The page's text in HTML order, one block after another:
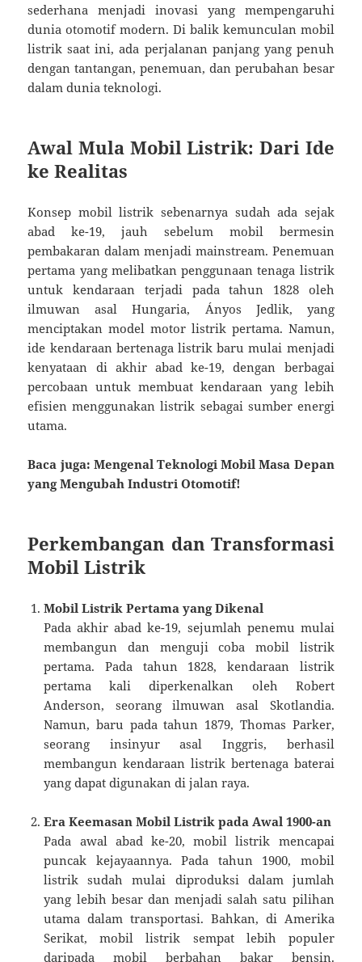
sederhana menjadi inovasi yang mempengaruhi
dunia otomotif modern. Di balik kemunculan mobil
listrik saat ini, ada perjalanan panjang yang penuh
dengan tantangan, penemuan, dan perubahan besar
dalam dunia teknologi.
Awal Mula Mobil Listrik: Dari Ide
ke Realitas
Konsep mobil listrik sebenarnya sudah ada sejak
abad ke-19, jauh sebelum mobil bermesin
pembakaran dalam menjadi mainstream. Penemuan
pertama yang melibatkan penggunaan tenaga listrik
untuk kendaraan terjadi pada tahun 1828 oleh
ilmuwan asal Hungaria, Ányos Jedlik, yang
menciptakan model motor listrik pertama. Namun,
ide kendaraan bertenaga listrik baru mulai menjadi
kenyataan di akhir abad ke-19, dengan berbagai
percobaan untuk membuat kendaraan yang lebih
efisien menggunakan listrik sebagai sumber energi
utama.
Baca juga: Mengenal Teknologi Mobil Masa Depan
yang Mengubah Industri Otomotif!
Perkembangan dan Transformasi
Mobil Listrik
Mobil Listrik Pertama yang Dikenal
Pada akhir abad ke-19, sejumlah penemu mulai
membangun dan menguji coba mobil listrik
pertama. Pada tahun 1828, kendaraan listrik
pertama kali diperkenalkan oleh Robert
Anderson, seorang ilmuwan asal Skotlandia.
Namun, baru pada tahun 1879, Thomas Parker,
seorang insinyur asal Inggris, berhasil
membangun kendaraan listrik bertenaga baterai
yang dapat digunakan di jalan raya.
Era Keemasan Mobil Listrik pada Awal 1900-an
Pada awal abad ke-20, mobil listrik mencapai
puncak kejayaannya. Pada tahun 1900, mobil
listrik sudah mulai diproduksi dalam jumlah
yang lebih besar dan menjadi salah satu pilihan
utama dalam transportasi. Bahkan, di Amerika
Serikat, mobil listrik sempat lebih populer
daripada mobil berbahan bakar bensin.